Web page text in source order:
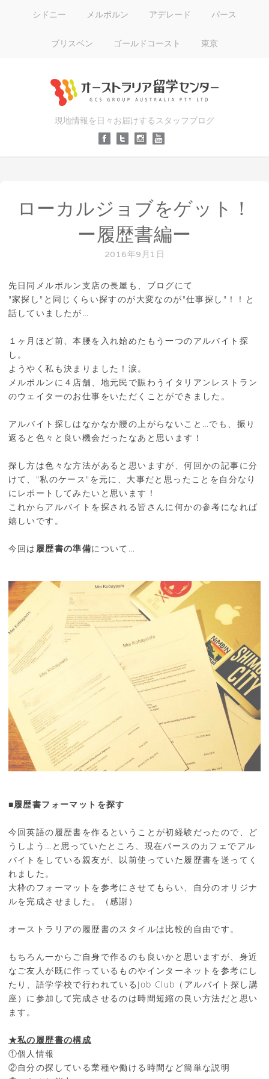
シドニー メルボルン アデレード パース
ブリスベン ゴールドコースト 東京
現地情報を日々お届けするスタッフブログ
ローカルジョブをゲット！
ー履歴書編ー
2016年9月1日
先日同メルボルン支店の長屋も、ブログにて
"家探し"と同じくらい探すのが大変なのが"仕事探し"！！と
話していましたが…
１ヶ月ほど前、本腰を入れ始めたもう一つのアルバイト探
し。
ようやく私も決まりました！涙。
メルボルンに４店舗、地元民で賑わうイタリアンレストラン
のウェイターのお仕事をいただくことができました。
アルバイト探しはなかなか腰の上がらないこと…でも、振り
返ると色々と良い機会だったなあと思います！
探し方は色々な方法があると思いますが、何回かの記事に分
けて、"私のケース"を元に、大事だと思ったことを自分なり
にレポートしてみたいと思います！
これからアルバイトを探される皆さんに何かの参考になれば
嬉しいです。
今回は 履歴書の準備について…
■履歴書フォーマットを探す
今回英語の履歴書を作るということが初経験だったので、ど
うしよう…と思っていたところ、現在パースのカフェでアル
バイトをしている親友が、以前使っていた履歴書を送ってく
れました。
大枠のフォーマットを参考にさせてもらい、自分のオリジナ
ルを完成させました。（感謝）
オーストラリアの履歴書のスタイルは比較的自由です。
もちろん一からご自身で作るのも良いかと思いますが、身近
なご友人が既に作っているものやインターネットを参考にし
たり、語学学校で行われているJob Club（アルバイト探し講
座）に参加して完成させるのは時間短縮の良い方法だと思い
ます。
★私の履歴書の構成
①個人情報
②自分の探している業種や働ける時間など簡単な説明